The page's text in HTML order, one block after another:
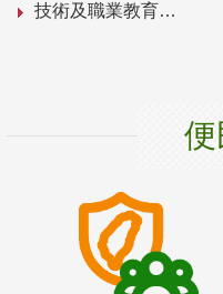
技術及職業教育
便